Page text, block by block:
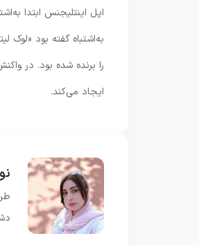
اپل اینتلیجنس ابتدا
را برنده شده بود. در
ایجاد می‌کند.